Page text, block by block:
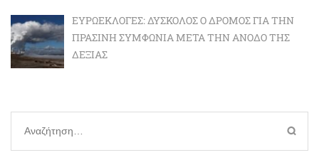
ΕΥΡΩΕΚΛΟΓΈΣ: ΔΎΣΚΟΛΟΣ Ο ΔΡΌΜΟΣ ΓΙΑ ΤΗΝ
ΠΡΆΣΙΝΗ ΣΥΜΦΩΝΊΑ ΜΕΤΆ ΤΗΝ ΆΝΟΔΟ ΤΗΣ
ΔΕΞΙΆΣ
Αναζήτηση
για: